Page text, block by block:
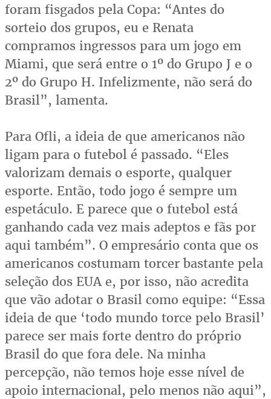
foram fisgados pela Copa: “Antes do
sorteio dos grupos, eu e Renata
compramos ingressos para um jogo em
Miami, que será entre o 1º do Grupo J e o
2º do Grupo H. Infelizmente, não será do
Brasil”, lamenta.
Para Ofli, a ideia de que americanos não
ligam para o futebol é passado. “Eles
valorizam demais o esporte, qualquer
esporte. Então, todo jogo é sempre um
espetáculo. E parece que o futebol está
ganhando cada vez mais adeptos e fãs por
aqui também”. O empresário conta que os
americanos costumam torcer bastante pela
seleção dos EUA e, por isso, não acredita
que vão adotar o Brasil como equipe: “Essa
ideia de que ‘todo mundo torce pelo Brasil’
parece ser mais forte dentro do próprio
Brasil do que fora dele. Na minha
percepção, não temos hoje esse nível de
apoio internacional, pelo menos não aqui”,